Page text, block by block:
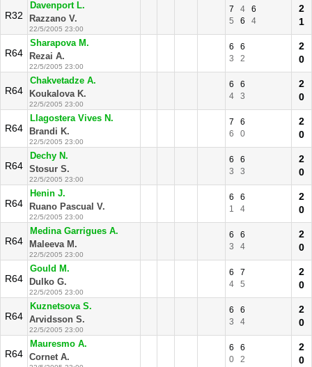
R32
Davenport L.
Razzano V.
22/5/2005 23:00
7 4
6
5
6 4
2
1
R64
Sharapova M.
Rezai A.
22/5/2005 23:00
6
6
3
2
2
0
R64
Chakvetadze A.
Koukalova K.
22/5/2005 23:00
6
6
4
3
2
0
R64
Llagostera Vives N.
Brandi K.
22/5/2005 23:00
7
6
6
0
2
0
R64
Dechy N.
Stosur S.
22/5/2005 23:00
6
6
3
3
2
0
R64
Henin J.
Ruano Pascual V.
22/5/2005 23:00
6
6
1
4
2
0
R64
Medina Garrigues A.
Maleeva M.
22/5/2005 23:00
6
6
3
4
2
0
R64
Gould M.
Dulko G.
22/5/2005 23:00
6
7
4
5
2
0
R64
Kuznetsova S.
Arvidsson S.
22/5/2005 23:00
6
6
3
4
2
0
R64
Mauresmo A.
Cornet A.
6
6
0
2
2
0